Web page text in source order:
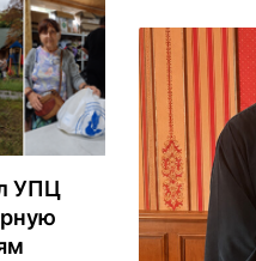
УПЦ